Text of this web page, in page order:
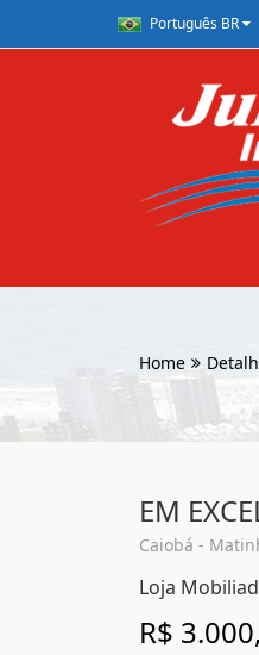
Português BR
Home
EM
Caiobá -
Loja
R$